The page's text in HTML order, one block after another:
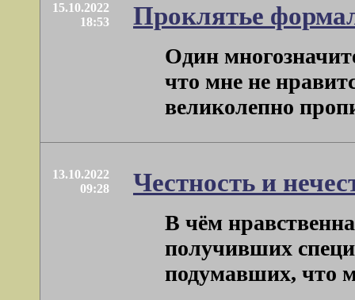
15.10.2022
18:53
Проклятье
Один
что мне не
великолепно
13.10.2022
09:28
Честность и
В чём
получивших
подумавших, что